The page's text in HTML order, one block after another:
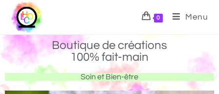
0 Menu
Boutique de créations
100% fait-main
Soin et Bien-être